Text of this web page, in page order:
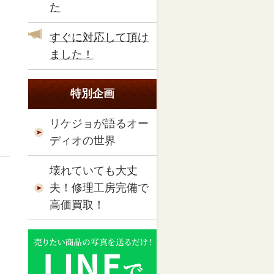
た
すぐに対応して頂け
ました！
特別企画
リケジョが語るオー
ディオの世界
壊れていても大丈
夫！修理工房完備で
高価買取！